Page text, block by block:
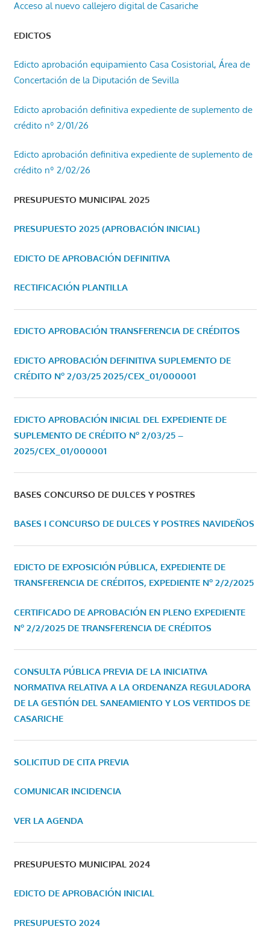
Acceso al nuevo callejero digital de Casariche
EDICTOS
Edicto aprobación equipamiento Casa Cosistorial, Área de
Concertación de la Diputación de Sevilla
Edicto aprobación definitiva expediente de suplemento de
crédito nº 2/01/26
Edicto aprobación definitiva expediente de suplemento de
crédito nº 2/02/26
PRESUPUESTO MUNICIPAL 2025
PRESUPUESTO 2025 (APROBACIÓN INICIAL)
EDICTO DE APROBACIÓN DEFINITIVA
RECTIFICACIÓN PLANTILLA
EDICTO APROBACIÓN TRANSFERENCIA DE CRÉDITOS
EDICTO APROBACIÓN DEFINITIVA SUPLEMENTO DE
CRÉDITO Nº 2/03/25 2025/CEX_01/000001
EDICTO APROBACIÓN INICIAL DEL EXPEDIENTE DE
SUPLEMENTO DE CRÉDITO Nº 2/03/25 –
2025/CEX_01/000001
BASES CONCURSO DE DULCES Y POSTRES
BASES I CONCURSO DE DULCES Y POSTRES NAVIDEÑOS
EDICTO DE EXPOSICIÓN PÚBLICA, EXPEDIENTE DE
TRANSFERENCIA DE CRÉDITOS, EXPEDIENTE Nº 2/2/2025
CERTIFICADO DE APROBACIÓN EN PLENO EXPEDIENTE
Nº 2/2/2025 DE TRANSFERENCIA DE CRÉDITOS
CONSULTA PÚBLICA PREVIA DE LA INICIATIVA
NORMATIVA RELATIVA A LA ORDENANZA REGULADORA
DE LA GESTIÓN DEL SANEAMIENTO Y LOS VERTIDOS DE
CASARICHE
SOLICITUD DE CITA PREVIA
COMUNICAR INCIDENCIA
VER LA AGENDA
PRESUPUESTO MUNICIPAL 2024
EDICTO DE APROBACIÓN INICIAL
PRESUPUESTO 2024